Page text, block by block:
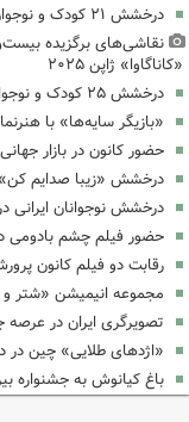
درخشش ۲۱ کودک و نوجوان ایرانی در مسابقه نقاشی «کاناگاوا» ژاپن
نقاشی‌های برگزیده
«کاناگاوا» ژاپن ۲۰۲۵
درخشش ۲۵ کودک و نوجوان ایرانی در مسابقه بین‌المللی نقاشی رومانی
«بازیگر سایه‌ها» با
حضور کانون در بازار
درخشش «زیبا صدایم کن»
درخشش نوجوانان ایرانی
حضور فیلم چشم بادومی
رقابت دو فیلم کانون
مجموعه انیمیشن «شتر
تصویرگری ایران در عرصه
«اژدهای طلایی» چین در
باغ کیانوش به جشنواره